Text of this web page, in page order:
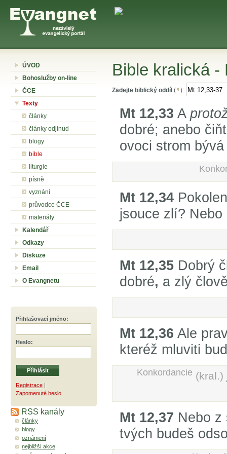
ÚVOD
Bohoslužby on-line
ČCE
Texty
články
články odjinud
blogy
bible
liturgie
písně
vyznání
průvodce ČCE
materiály
Kalendář
Odkazy
Diskuze
Email
O Evangnetu
Přihlašovací jméno:
Heslo:
Registrace |
Zapomenuté heslo
RSS kanály
články
blogy
oznámení
nejbližší akce
Bible kralická -
Zadejte biblický oddíl ( ):
Mt 12,33 A
dobré; anebo
ovoci strom
Mt 12,34
jsouce zlí?
Mt 12,35 Dobrý
dobré, a zlý
Mt 12,36 Ale
kteréž mluviti
Konkordancie (kral.)
Mt 12,37 Nebo z
tvých budeš